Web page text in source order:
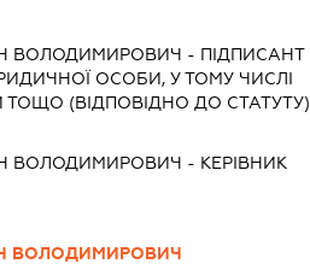
ВОЛОДИМИРОВИЧ - ПІДПИСАНТ
ОСОБИ, У ТОМУ ЧИСЛІ
(ВІДПОВІДНО ДО СТАТУТУ)
ВОЛОДИМИРОВИЧ - КЕРІВНИК
ВОЛОДИМИРОВИЧ